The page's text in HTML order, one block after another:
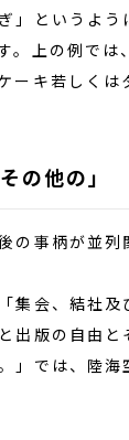
」というよ
。上の例で
ーキ若しくは
の他の」
の事柄が並列
集会、結社及
出版の自由
」では、陸海